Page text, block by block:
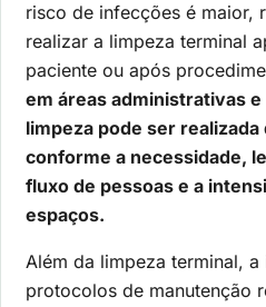
risco de infecções é maior,
realizar a limpeza terminal
paciente ou após
em áreas administrativas e
limpeza pode ser
conforme a necessidade,
fluxo de pessoas e a
espaços.
Além da limpeza terminal,
protocolos de manutenção